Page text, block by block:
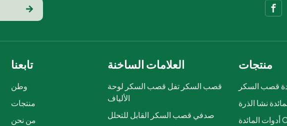
تابعنا
وطن
منتجات
من نحن
العلامات الساخنة
قصب السكر تفل قصب السكر لوحة
الألياف
صدفي قصب السكر القابل للتحلل
منتجات
قصب السكر
نشا الذرة
أدوات المائدة CPLA / جيش التحرير